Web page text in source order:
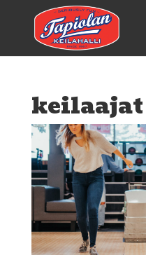
keilaajat